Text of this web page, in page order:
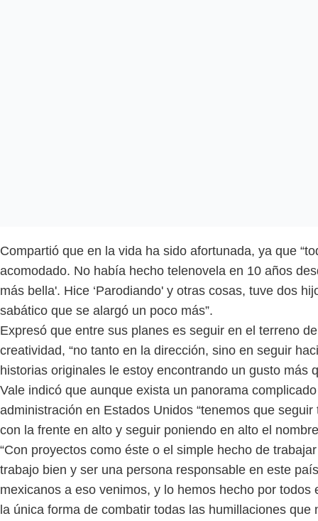
Compartió que en la vida ha sido afortunada, ya que
acomodado. No había hecho telenovela en 10 años
más bella'. Hice ‘Parodiando' y otras cosas, tuve dos
sabático que se alargó un poco más”.
Expresó que entre sus planes es seguir en el terreno
creatividad, “no tanto en la dirección, sino en seguir
historias originales le estoy encontrando un gusto más
Vale indicó que aunque exista un panorama
administración en Estados Unidos “tenemos que seguir
con la frente en alto y seguir poniendo en alto el
“Con proyectos como éste o el simple hecho de
trabajo bien y ser una persona responsable en este
mexicanos a eso venimos, y lo hemos hecho por todos
la única forma de combatir todas las humillaciones que